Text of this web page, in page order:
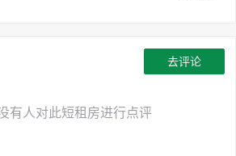
有人对此短租房进行点评
去评论